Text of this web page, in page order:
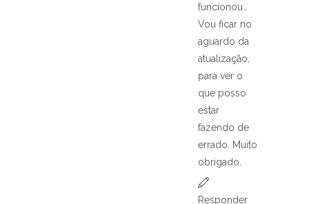
funcionou…
Vou ficar no
aguardo da
atualização,
para ver o
que posso
estar
fazendo de
errado. Muito
obrigado.
Responder